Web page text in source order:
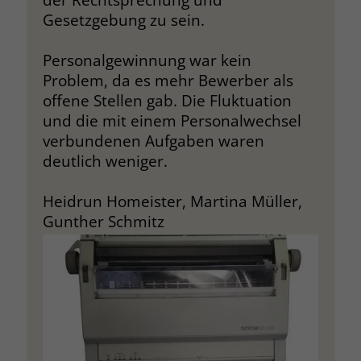
Unternehmensphilosophie und der
Geschäftsleitung.
Unsere Tage sind nur begrenzt
planbar, wir leben sozusagen „von
der Hand in den Mund“ und
versuchen, den Spagat
hinzubekommen zwischen
Mitarbeitenden, Arbeitsrecht und
dem vorgegebenen Budgetrahmen.
Gute Personaler schaffen den
zufriedenstellenden Kompromiss für
alle Seiten ohne Ungerechtigkeit.
Gesetzgebung zu sein.
Personalgewinnung war kein
Problem, da es mehr Bewerber als
offene Stellen gab. Die Fluktuation
und die mit einem Personalwechsel
verbundenen Aufgaben waren
deutlich weniger.
Heidrun Homeister, Martina Müller,
Gunther Schmitz